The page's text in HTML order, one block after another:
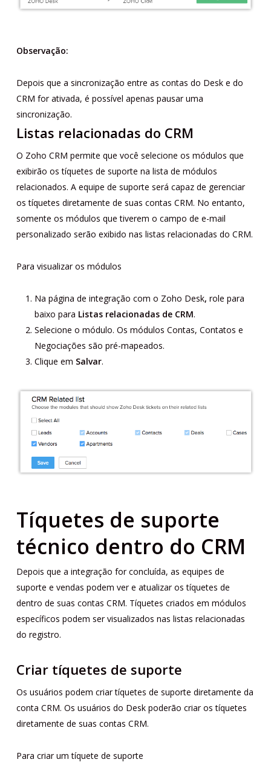
Observação:
Depois que a sincronização entre as contas do Desk e do
CRM for ativada, é possível apenas pausar uma
sincronização.
Listas relacionadas do CRM
O Zoho CRM permite que você selecione os módulos que
exibirão os tíquetes de suporte na lista de módulos
relacionados. A equipe de suporte será capaz de gerenciar
os tíquetes diretamente de suas contas CRM. No entanto,
somente os módulos que tiverem o campo de e-mail
personalizado serão exibido nas listas relacionadas do CRM.
Para visualizar os módulos
Na página de integração com o Zoho Desk, role para
baixo para Listas relacionadas de CRM.
Selecione o módulo. Os módulos Contas, Contatos e
Negociações são pré-mapeados.
Clique em Salvar.
Tíquetes de suporte
técnico dentro do CRM
Depois que a integração for concluída, as equipes de
suporte e vendas podem ver e atualizar os tíquetes de
dentro de suas contas CRM. Tíquetes criados em módulos
específicos podem ser visualizados nas listas relacionadas
do registro.
Criar tíquetes de suporte
Os usuários podem criar tíquetes de suporte diretamente da
conta CRM. Os usuários do Desk poderão criar os tíquetes
diretamente de suas contas CRM.
Para criar um tíquete de suporte